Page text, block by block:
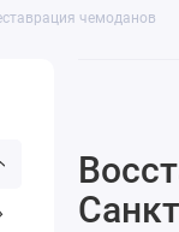
чемоданов